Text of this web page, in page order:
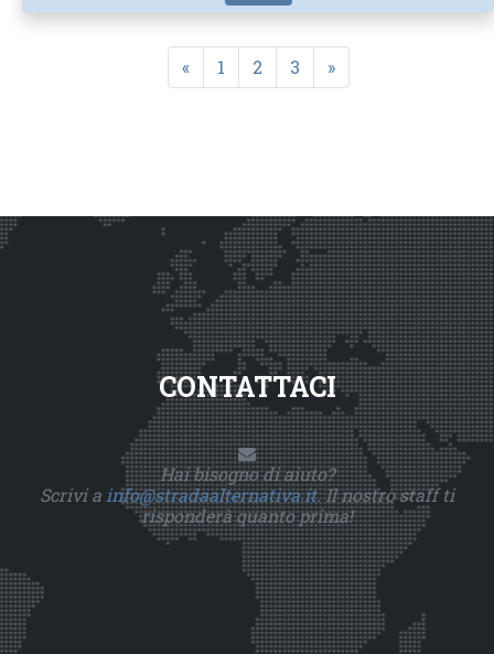
« 1 2 3 »
CONTATTACI
Hai bisogno di aiuto?
Scrivi ainfo@stradaalternativa.it. Il nostro staff ti
risponderà quanto prima!